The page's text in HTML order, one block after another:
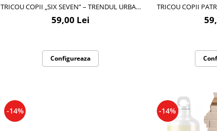
TRICOU COPII „SIX SEVEN” – TRENDUL URBAN
AL MOMENTULUI
59,00 Lei
Configureaza
TRICOU COPII
PATROL CU
-14% -14%